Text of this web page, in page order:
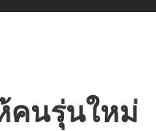
คนรุ่นใหม่